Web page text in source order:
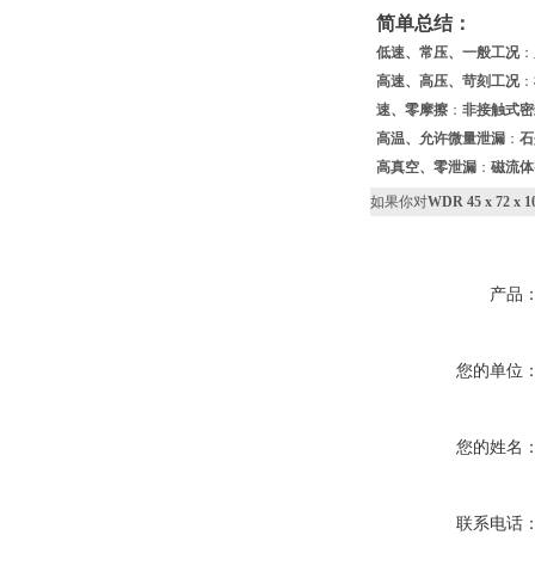
简单总结：
低速、常压、一般工况：
高速、高压、苛刻工况：
速、零摩擦 ： 非接触式
高温、允许微量泄漏 ：
高真空、零泄漏 ： 磁流
如果你对WDR 45 x 72 x
产品
您的单位
您的姓名
联系电话